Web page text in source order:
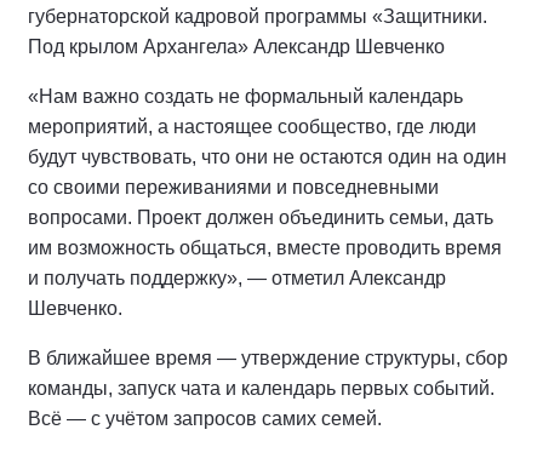
губернаторской кадровой программы «Защитники.
Под крылом Архангела» Александр Шевченко
«Нам важно создать не формальный календарь
мероприятий, а настоящее сообщество, где люди
будут чувствовать, что они не остаются один на один
со своими переживаниями и повседневными
вопросами. Проект должен объединить семьи, дать
им возможность общаться, вместе проводить время
и получать поддержку», — отметил Александр
Шевченко.
В ближайшее время — утверждение структуры, сбор
команды, запуск чата и календарь первых событий.
Всё — с учётом запросов самих семей.